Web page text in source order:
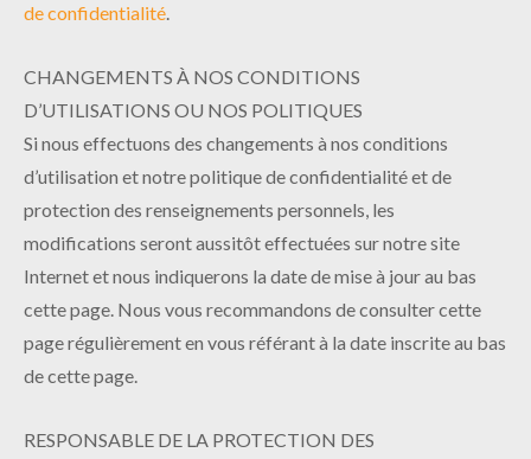
de confidentialité.
CHANGEMENTS À NOS CONDITIONS
D’UTILISATIONS OU NOS POLITIQUES
Si nous effectuons des changements à nos conditions
d’utilisation et notre politique de confidentialité et de
protection des renseignements personnels, les
modifications seront aussitôt effectuées sur notre site
Internet et nous indiquerons la date de mise à jour au bas
cette page. Nous vous recommandons de consulter cette
page régulièrement en vous référant à la date inscrite au bas
de cette page.
RESPONSABLE DE LA PROTECTION DES